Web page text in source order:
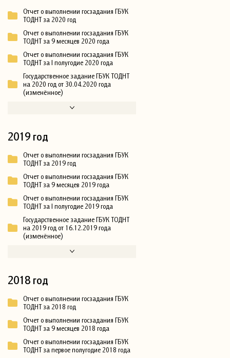
Отчет о выполнении госзадания ГБУК
ТОДНТ за 2020 год
Отчет о выполнении госзадания ГБУК
ТОДНТ за 9 месяцев 2020 года
Отчет о выполнении госзадания ГБУК
ТОДНТ за I полугодие 2020 года
Государственное задание ГБУК ТОДНТ
на 2020 год от 30.04.2020 года
(изменённое)
2019 год
Отчет о выполнении госзадания ГБУК
ТОДНТ за 2019 год
Отчет о выполнении госзадания ГБУК
ТОДНТ за 9 месяцев 2019 года
Отчет о выполнении госзадания ГБУК
ТОДНТ за I полугодие 2019 года
Государственное задание ГБУК ТОДНТ
на 2019 год от 16.12.2019 года
(изменённое)
2018 год
Отчет о выполнении госзадания ГБУК
ТОДНТ за 2018 год
Отчет о выполнении госзадания ГБУК
ТОДНТ за 9 месяцев 2018 года
Отчет о выполнении госзадания ГБУК
ТОДНТ за первое полугодие 2018 года